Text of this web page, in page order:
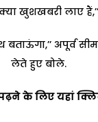
खुशखबरी लाए
अपूर्व
लेते हुए बोले.
पढ़ने के लिए यहां